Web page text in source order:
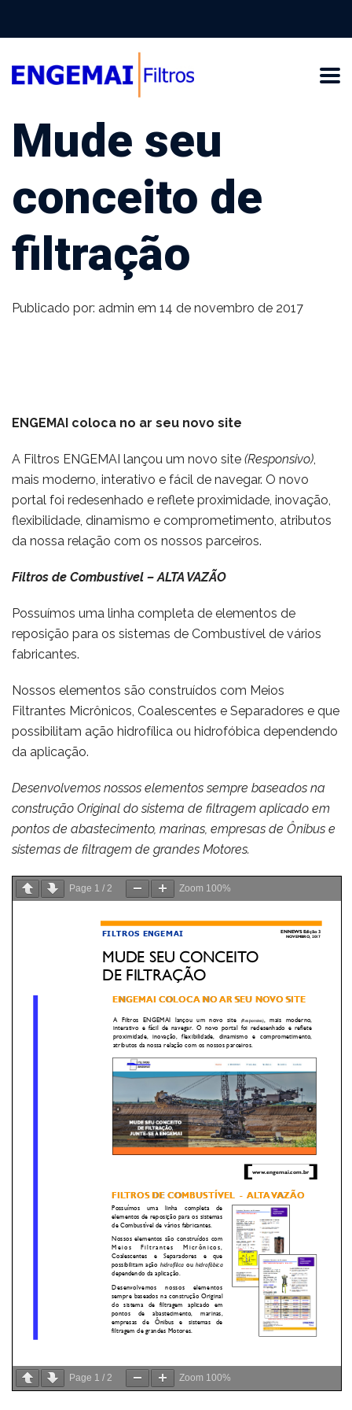
Mude seu
conceito de
filtração
Publicado por: admin em 14 de novembro de 2017
ENGEMAI coloca no ar seu novo site
A Filtros ENGEMAI lançou um novo site (Responsivo),
mais moderno, interativo e fácil de navegar. O novo
portal foi redesenhado e reflete proximidade, inovação,
flexibilidade, dinamismo e comprometimento, atributos
da nossa relação com os nossos parceiros.
Filtros de Combustível – ALTA VAZÃO
Possuímos uma linha completa de elementos de
reposição para os sistemas de Combustível de vários
fabricantes.
Nossos elementos são construídos com Meios
Filtrantes Micrônicos, Coalescentes e Separadores e que
possibilitam ação hidrofílica ou hidrofóbica dependendo
da aplicação.
Desenvolvemos nossos elementos sempre baseados na
construção Original do sistema de filtragem aplicado em
pontos de abastecimento, marinas, empresas de Ônibus e
sistemas de filtragem de grandes Motores.
Page 1 / 2 Zoom 100%
Page 1 / 2 Zoom 100%